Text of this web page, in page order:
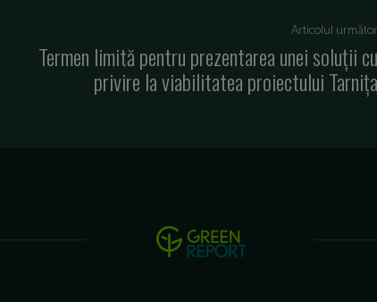
Articolul următor
Termen limită pentru prezentarea unei soluții cu
privire la viabilitatea proiectului Tarnița